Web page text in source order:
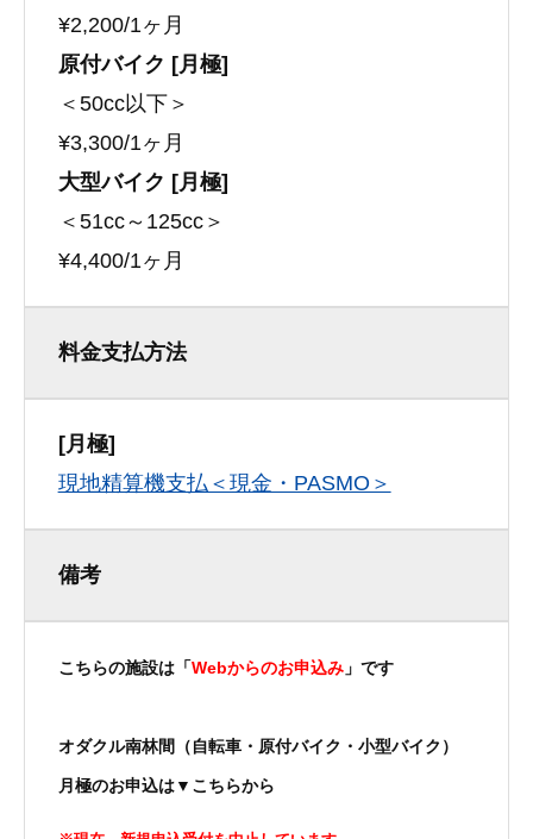
¥2,200/1ヶ月
原付バイク [月極]
＜50cc以下＞
¥3,300/1ヶ月
大型バイク [月極]
＜51cc～125cc＞
¥4,400/1ヶ月
料金支払方法
[月極]
現地精算機支払＜現金・PASMO＞
備考
こちらの施設は「Webからのお申込み」です
オダクル南林間 （自転車・原付バイク・小型バイク）
月極のお申込は▼こちらから